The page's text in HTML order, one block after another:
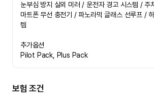
눈부심 방지 실외 미러 / 운전자 경고 시스템 / 주
마트폰 무선 충전기 / 파노라믹 글래스 선루프 /
템
추가옵션
Pilot Pack, Plus Pack
보험 조건